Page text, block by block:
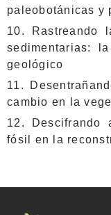
paleobotánicas y
10. Rastreando
sedimentarias:
geológico
11.
cambio en la
12. Descifrando
fósil en la